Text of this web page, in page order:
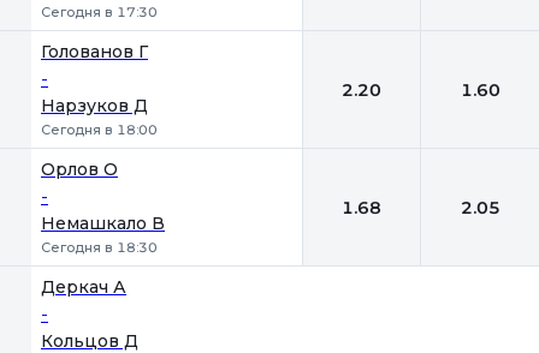
Сегодня в 17:30
Голованов Г
-
Нарзуков Д
Сегодня в 18:00
2.20 1.60
Орлов О
-
Немашкало В
Сегодня в 18:30
1.68 2.05
Деркач А
-
Кольцов Д